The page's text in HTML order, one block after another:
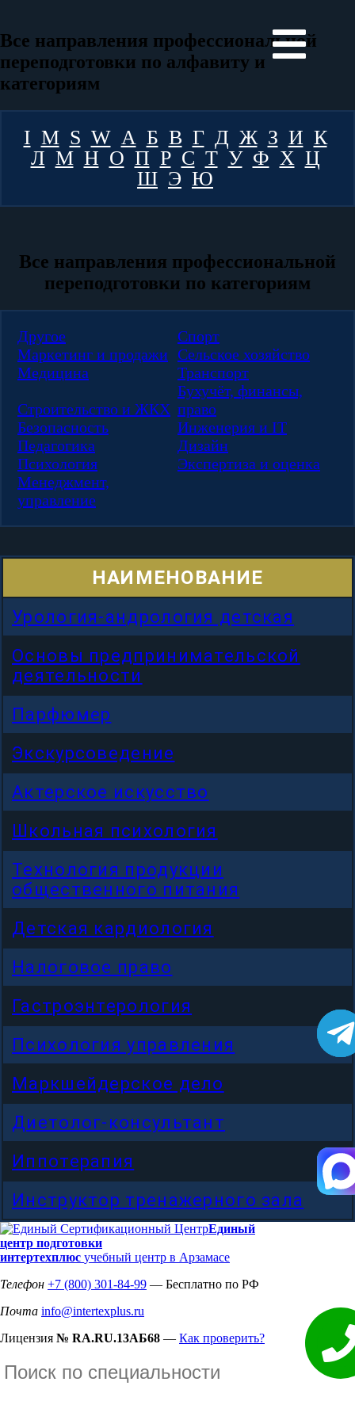
Все направления профессиональной
переподготовки по алфавиту и
категориям
I M S W А Б В Г Д Ж З И К
Л М Н О П Р С Т У Ф Х Ц
Ш Э Ю
Все направления профессиональной
переподготовки по категориям
Другое
Спорт
Маркетинг и продажи Сельское хозяйство
Медицина
Транспорт
Строительство и ЖКХ
Бухучёт, финансы,
право
Безопасность
Инженерия и IT
Педагогика
Дизайн
Психология
Экспертиза и оценка
Менеджмент,
управление
НАИМЕНОВАНИЕ
Урология-андрология детская
Основы предпринимательской
деятельности
Парфюмер
Экскурсоведение
Актерское искусство
Школьная психология
Технология продукции
общественного питания
Детская кардиология
Налоговое право
Гастроэнтерология
Психология управления
Маркшейдерское дело
Диетолог-консультант
Иппотерапия
Инструктор тренажерного зала
Единый
центр подготовки
интертехплюс учебный центр в Арзамасе
Телефон +7 (800) 301-84-99 — Бесплатно по РФ
Почта info@intertexplus.ru
Лицензия № RA.RU.13АБ68 — Как проверить?